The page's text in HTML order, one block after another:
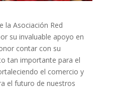
la Asociación Red
su invaluable apoyo en
contar con su
tan importante para el
el comercio y
el futuro de nuestros